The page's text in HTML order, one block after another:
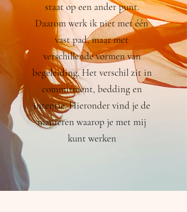
staat op een ander punt.
Daarom werk ik niet met één
vast pad, maar met
verschillende vormen van
begeleiding. Het verschil zit in
commitment, bedding en
intentie. Hieronder vind je de
manieren waarop je met mij
kunt werken